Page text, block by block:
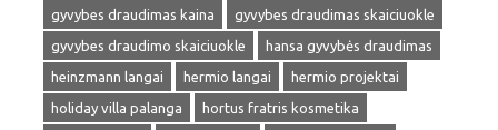
gyvybes draudimas kaina
gyvybes draudimas skaiciuokle
gyvybes draudimo skaiciuokle
hansa gyvybės draudimas
heinzmann langai
hermio langai
hermio projektai
holiday villa palanga
hortus fratris kosmetika